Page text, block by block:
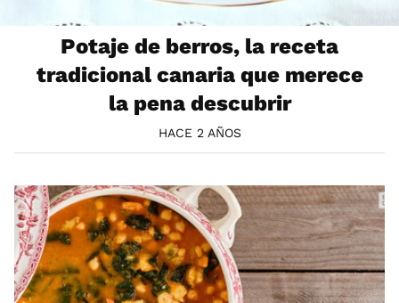
Potaje de berros, la receta
tradicional canaria que merece
la pena descubrir
HACE 2 AÑOS